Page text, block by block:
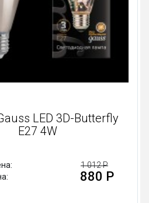
Лампа светодиодная
диммируемая
Старая цена:
Новая цена: